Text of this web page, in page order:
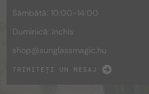
Sâmbătă: 10:00-14:00
Duminică: închis
shop@sunglassmagic.hu
TRIMITEȚI UN MESAJ